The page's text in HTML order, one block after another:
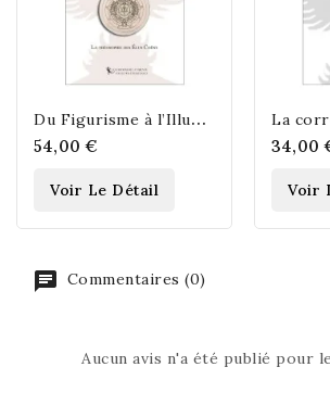
D
u Figurisme à l’Illuminisme : le Traité de la Réintégration des êtres de...
54,00 €
Voir Le Détail
34,00
Voir
Commentaires (0)
Aucun avis n'a été publié pour